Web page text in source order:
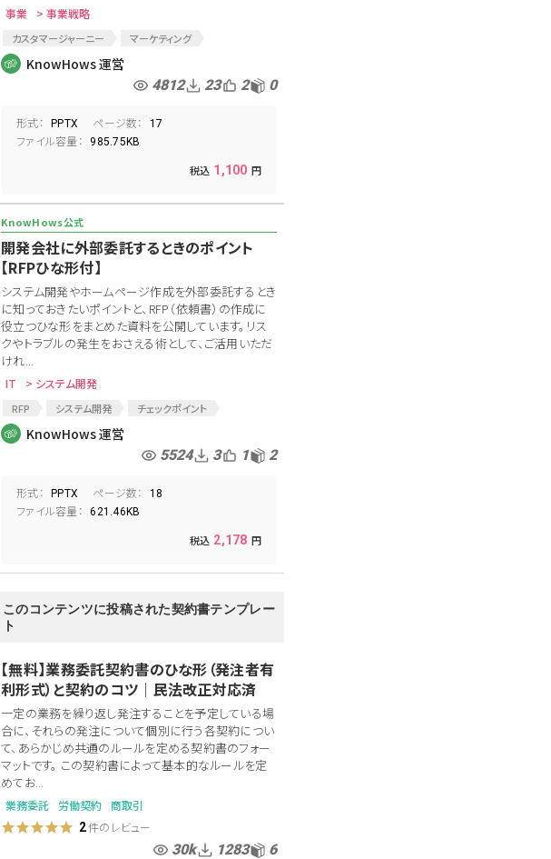
事業 > 事業戦略
カスタマージャーニー
マーケティング
顧客満足度
顧客行動
店頭施策
KnowHows 運営
4812 23 2 0
形式： PPTX ページ数： 17
ファイル容量： 985.75KB
1,100
開発会社に外部委託するときのポイント
【RFPひな形付】
システム開発やホームページ作成を外部委託するとき
に知っておきたいポイントと、RFP（依頼書）の作成に
役立つひな形をまとめた資料を公開しています。リス
クやトラブルの発生をおさえる術として、ご活用いただ
けれ...
IT > システム開発
RFP システム開発
チェックポイント
チェックリスト
開発
受託開発
ソフトウェア開発
プログラム開発
ソフトウェア開発委託
プログラム開発委託
ソフトウェア開発請負
プログラム開発請負
ホームページ制作
KnowHows 運営
5524 3 1 2
形式： PPTX ページ数： 18
ファイル容量： 621.46KB
2,178
このコンテンツに投稿された契約書テンプレー
ト
【無料】業務委託契約書のひな形（発注者有
利形式）と契約のコツ│民法改正対応済
一定の業務を繰り返し発注することを予定している場
合に、それらの発注について個別に行う各契約につい
て、あらかじめ共通のルールを定める契約書のフォー
マットです。 この契約書によって基本的なルールを定
めてお...
業務委託 労働契約 商取引
2件のレビュー
30k 1283 6